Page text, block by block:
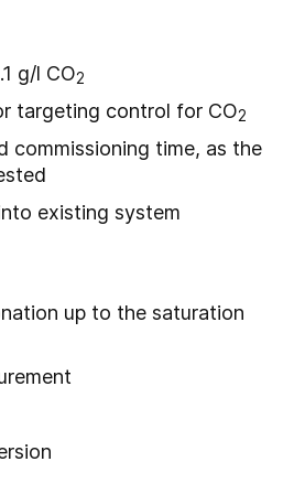
g/l CO2
targeting control for CO2
commissioning time, as the
existing system
up to the saturation